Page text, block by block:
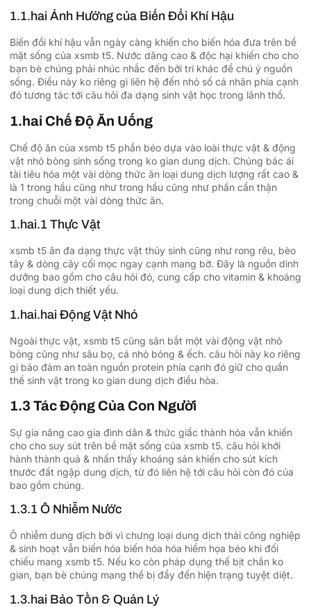
1.1.hai Ảnh Hưởng của Biến Đổi Khí Hậu
Biến đổi khí hậu vẫn ngày càng khiến cho biến hóa đưa trên bề
mặt sống của xsmb t5. Nước dâng cao & độc hại khiến cho cho
bạn bè chúng phải nhúc nhắc đến bởi trí khác để chú ý nguồn
sống. Điều này ko riêng gì liên hệ đến nhỏ số cá nhân phía cạnh
đó tương tác tới câu hỏi đa dạng sinh vật học trong lãnh thổ.
1.hai Chế Độ Ăn Uống
Chế độ ăn của xsmb t5 phần béo dựa vào loài thực vật & động
vật nhỏ bỏng sinh sống trong ko gian dung dịch. Chúng bác ái
tài tiêu hóa một vài dòng thức ăn loại dung dịch lượng rất cao &
là 1 trong hầu cũng như trong hầu cũng như phần cẩn thận
trong chuỗi một vài dòng thức ăn.
1.hai.1 Thực Vật
xsmb t5 ăn đa dạng thực vật thủy sinh cũng như rong rêu, bèo
tây & dòng cây cối mọc ngay cạnh mang bờ. Đây là nguồn dinh
dưỡng bao gồm cho câu hỏi đó, cung cấp cho vitamin & khoáng
loại dung dịch thiết yếu.
1.hai.hai Động Vật Nhỏ
Ngoài thực vật, xsmb t5 cũng săn bắt một vài động vật nhỏ
bỏng cũng như sâu bọ, cá nhỏ bỏng & ếch. câu hỏi này ko riêng
gì bảo đảm an toàn nguồn protein phía cạnh đó giữ cho quần
thể sinh vật trong ko gian dung dịch điều hòa.
1.3 Tác Động Của Con Người
Sự gia nâng cao gia đình dân & thức giấc thành hóa vẫn khiến
cho cho suy sút trên bề mặt sống của xsmb t5. câu hỏi khởi
hành thành quả & nhấn thấy khoáng sản khiến cho sút kích
thước đất ngập dung dịch, từ đó liên hệ tới câu hỏi còn đó của
bao gồm chúng.
1.3.1 Ô Nhiễm Nước
Ô nhiễm dung dịch bởi vì chưng loại dung dịch thải công nghiệp
& sinh hoạt vẫn biến hóa biến hóa hóa hiểm họa béo khi đối
chiếu mang xsmb t5. Nếu ko còn pháp dụng thế bịt chắn ko
gian, bạn bè chúng mang thể bị đẩy đến hiện trạng tuyệt diệt.
1.3.hai Bảo Tồn & Quản Lý